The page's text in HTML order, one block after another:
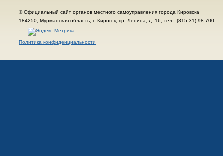
© Официальный сайт органов местного самоуправления города Кировска
184250, Мурманская область, г. Кировск, пр. Ленина, д. 16, тел.: (815-31) 98-700
Политика конфиденциальности